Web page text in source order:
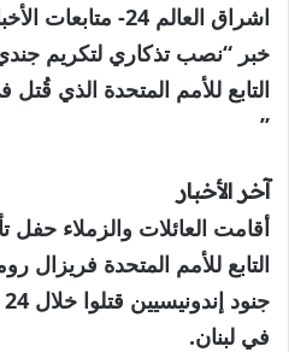
اشراق العالم 24-
خبر “نصب تذكاري لتكريم
التابع للأمم المتحدة الذي قُتل
”
آخر الأخبار
أقامت العائلات والزملاء
التابع للأمم المتحدة فريزال
في لبنان.